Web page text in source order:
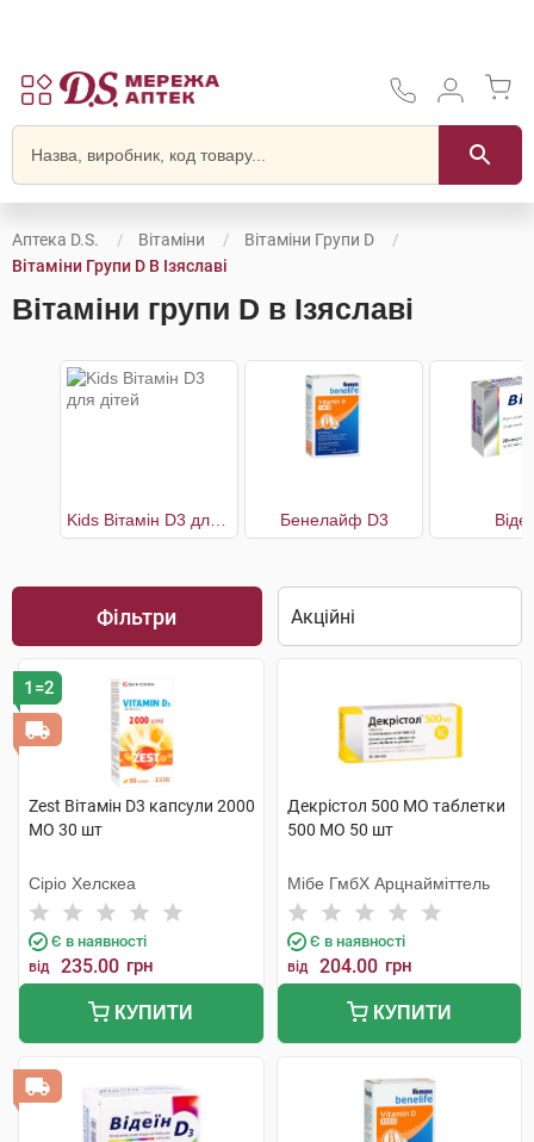
Аптека D.S. Вітаміни
Вітаміни Групи D
Вітаміни Групи D В Ізяславі
Вітаміни групи D в Ізяславі
Бенелайф D3
Фільтри
1=2
Zest Вітамін D3 капсули 2000
МО 30 шт
Сіріо Хелскеа
Є в наявності
від 235.00 грн
КУПИТИ
Декрістол 500 МО таблетки
500 МО 50 шт
Мібе ГмбХ Арцнайміттель
Є в наявності
від 204.00 грн
КУПИТИ